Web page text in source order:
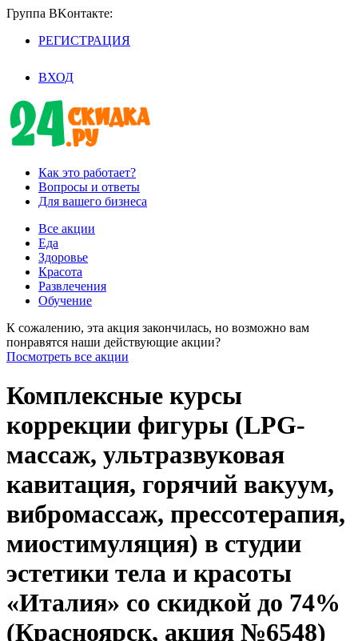
Группа BKoнтaктe:
РЕГИСТРАЦИЯ
ВХОД
Как это работает?
Вопросы и ответы
Для вашего бизнеса
Все акции
Еда
Здоровье
Красота
Развлечения
Обучение
К сожалению, эта акция закончилась, но возможно вам
понравятся наши действующие акции?
Посмотреть все акции
Комплексные курсы
коррекции фигуры (LPG-
массаж, ультразвуковая
кавитация, горячий вакуум,
вибромассаж, прессотерапия,
миостимуляция) в студии
эстетики тела и красоты
«Италия» со скидкой до 74%
(Красноярск, акция №6548)